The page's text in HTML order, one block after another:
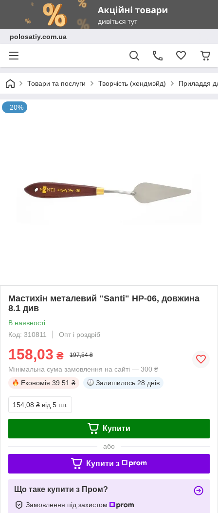
polosatiy.com.ua
Товари та послуги Творчість (хендмэйд) Приладдя
–20%
Мастихін металевий "Santi" HP-06, довжина
8.1 див
В наявності
Код: 310811
Опт і роздріб
158,03 ₴ 197,54 ₴
Мінімальна сума замовлення на сайті — 300 ₴
Економія 39.51 ₴ Залишилось 28 днів
154,08 ₴ від 5 шт.
Купити
або
Купити з
Що таке купити з Пром?
Замовлення під захистом